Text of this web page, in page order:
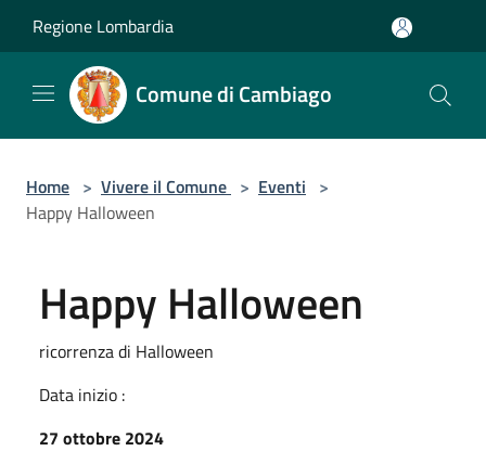
Regione Lombardia
Comune di Cambiago
Home > Vivere il Comune > Eventi >
Happy Halloween
Happy Halloween
ricorrenza di Halloween
Data inizio :
27 ottobre 2024